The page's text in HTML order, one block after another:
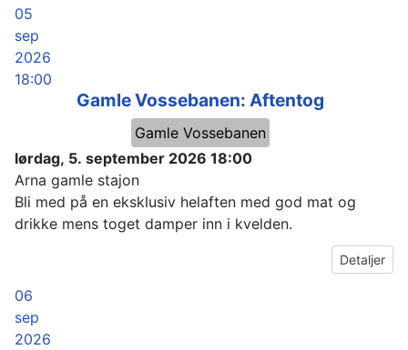
05
sep
2026
18:00
Gamle Vossebanen: Aftentog
Gamle Vossebanen
lørdag, 5. september 2026 18:00
Arna gamle stajon
Bli med på en eksklusiv helaften med god mat og
drikke mens toget damper inn i kvelden.
Detaljer
06
sep
2026